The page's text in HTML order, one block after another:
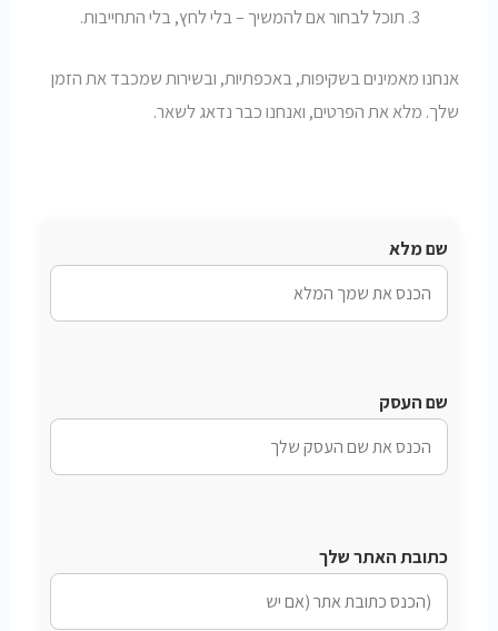
תוכל לבחור אם להמשיך – בלי לחץ, בלי התחייבות.
אנחנו מאמינים בשקיפות, באכפתיות, ובשירות שמכבד את הזמן
שלך. מלא את הפרטים, ואנחנו כבר נדאג לשאר.
שם מלא
שם העסק
כתובת האתר שלך